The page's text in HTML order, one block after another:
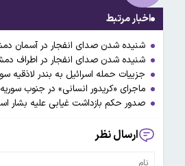
اخبار مرتبط
شنیده شدن صدای انفجار در آسمان
شنیده شدن صدای انفجار در اطراف
جزییات حمله اسرائیل به بندر لاذقیه
ماجرای «کریدور انسانی» در جنوب
صدور حکم بازداشت غیابی علیه بشار
ارسال نظر